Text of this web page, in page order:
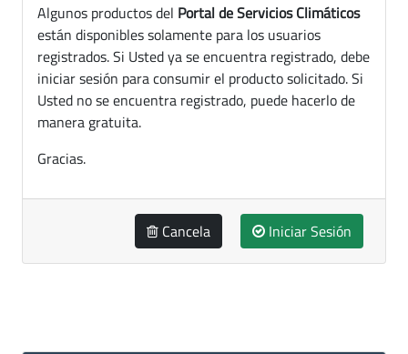
Algunos productos del Portal de Servicios Climáticos
están disponibles solamente para los usuarios
registrados. Si Usted ya se encuentra registrado, debe
iniciar sesión para consumir el producto solicitado. Si
Usted no se encuentra registrado, puede hacerlo de
manera gratuita.
Gracias.
Cancela Iniciar Sesión